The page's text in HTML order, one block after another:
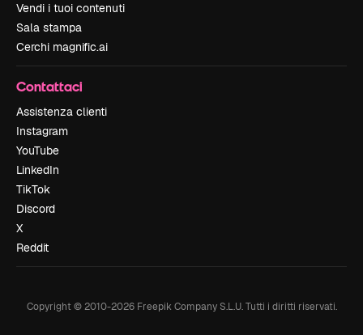
Vendi i tuoi contenuti
Sala stampa
Cerchi magnific.ai
Contattaci
Assistenza clienti
Instagram
YouTube
LinkedIn
TikTok
Discord
X
Reddit
Copyright © 2010-2026Freepik Company S.L.U. Tutti i diritti riservati.